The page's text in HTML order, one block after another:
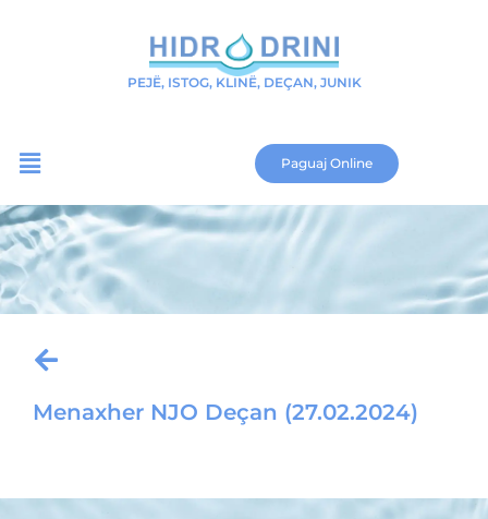
PEJË, ISTOG, KLINË, DEÇAN, JUNIK
Paguaj Online
Menaxher NJO Deçan (27.02.2024)